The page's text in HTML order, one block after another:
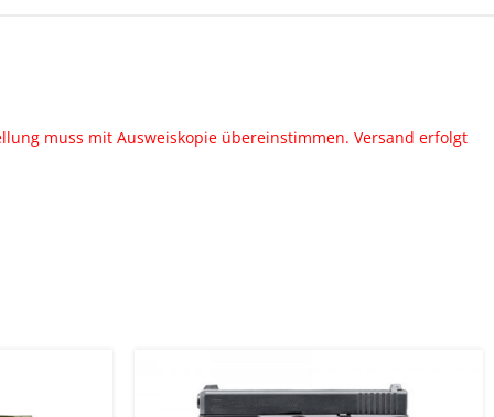
muss mit Ausweiskopie übereinstimmen. Versand erfolgt